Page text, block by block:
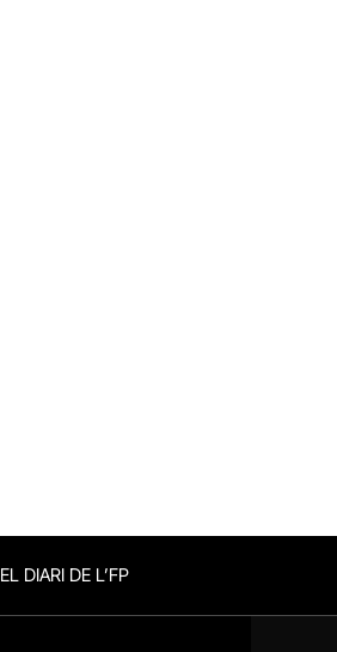
EL DIARI DE L’FP